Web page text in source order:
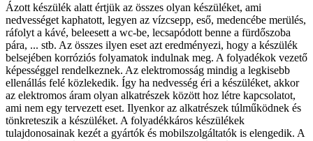
Ázott készülék alatt értjük az összes olyan készüléket, ami
nedvességet kaphatott, legyen az vízcsepp, eső, medencébe merülés,
ráfolyt a kávé, beleesett a wc-be, lecsapódott benne a fürdőszoba
pára, ... stb. Az összes ilyen eset azt eredményezi, hogy a készülék
belsejében korróziós folyamatok indulnak meg. A folyadékok vezető
képességgel rendelkeznek. Az elektromosság mindig a legkisebb
ellenállás felé közlekedik. Így ha nedvesség éri a készüléket, akkor
az elektromos áram olyan alkatrészek között hoz létre kapcsolatot,
ami nem egy tervezett eset. Ilyenkor az alkatrészek túlműködnek és
tönkreteszik a készüléket. A folyadékkáros készülékek
tulajdonosainak kezét a gyártók és mobilszolgáltatók is elengedik. A